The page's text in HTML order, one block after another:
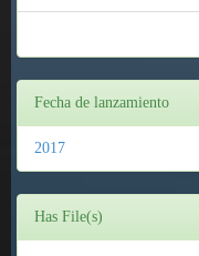
Fecha de lanzamiento
2017
Has File(s)